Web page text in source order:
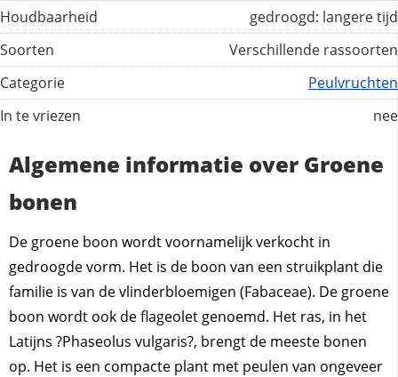
gedroogd: langere tijd
Houdbaarheid
Verschillende rassoorten
Soorten
Peulvruchten
Categorie
nee
In te vriezen
Algemene informatie over Groene
bonen
De groene boon wordt voornamelijk verkocht in
gedroogde vorm. Het is de boon van een struikplant die
familie is van de vlinderbloemigen (Fabaceae). De groene
boon wordt ook de flageolet genoemd. Het ras, in het
Latijns ?Phaseolus vulgaris?, brengt de meeste bonen
op. Het is een compacte plant met peulen van ongeveer